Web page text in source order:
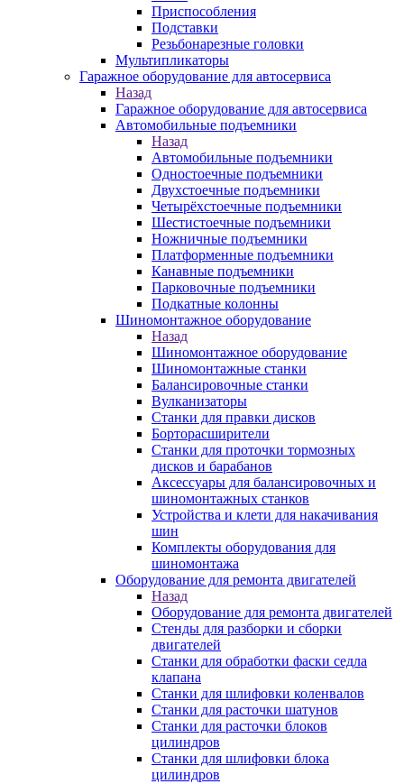
Приспособления
Подставки
Резьбонарезные головки
Мультипликаторы
Гаражное оборудование для автосервиса
Назад
Гаражное оборудование для автосервиса
Автомобильные подъемники
Назад
Автомобильные подъемники
Одностоечные подъемники
Двухстоечные подъемники
Четырёхстоечные подъемники
Шестистоечные подъемники
Ножничные подъемники
Платформенные подъемники
Канавные подъемники
Парковочные подъемники
Подкатные колонны
Шиномонтажное оборудование
Назад
Шиномонтажное оборудование
Шиномонтажные станки
Балансировочные станки
Вулканизаторы
Станки для правки дисков
Борторасширители
Станки для проточки тормозных
дисков и барабанов
Аксессуары для балансировочных и
шиномонтажных станков
Устройства и клети для накачивания
шин
Комплекты оборудования для
шиномонтажа
Оборудование для ремонта двигателей
Назад
Оборудование для ремонта двигателей
Стенды для разборки и сборки
двигателей
Станки для обработки фаски седла
клапана
Станки для шлифовки коленвалов
Станки для расточки шатунов
Станки для расточки блоков
цилиндров
Станки для шлифовки блока
цилиндров